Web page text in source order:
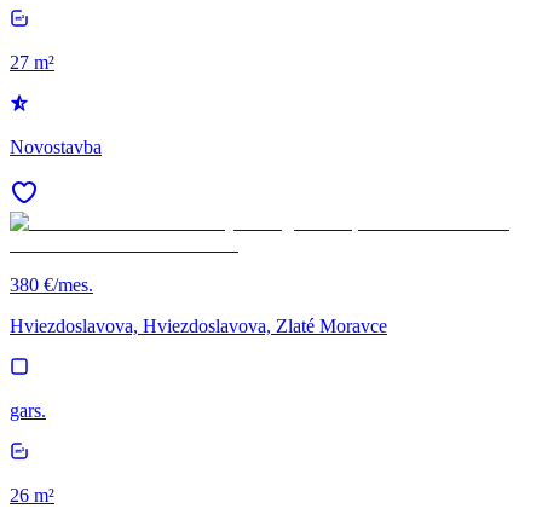
27 m²
Novostavba
380 €/mes.
Hviezdoslavova, Hviezdoslavova, Zlaté Moravce
gars.
26 m²